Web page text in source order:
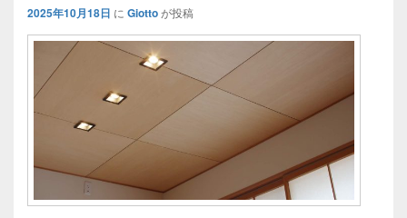
2025年10月18日 に Giottoが投稿